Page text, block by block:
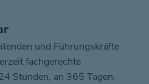
und Führungskräfte
fachgerechte
Stunden, an 365 Tagen.